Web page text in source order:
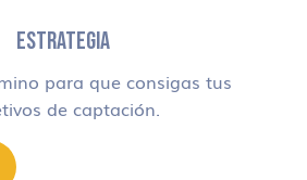
ESTRATEGIA
para que consigas tus
de captación.